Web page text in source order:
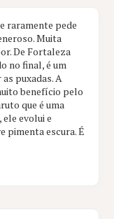
raramente pede
Muita
De Fortaleza
no final, é um
puxadas. A
benefício pelo
que é uma
evolui e
pimenta escura. É